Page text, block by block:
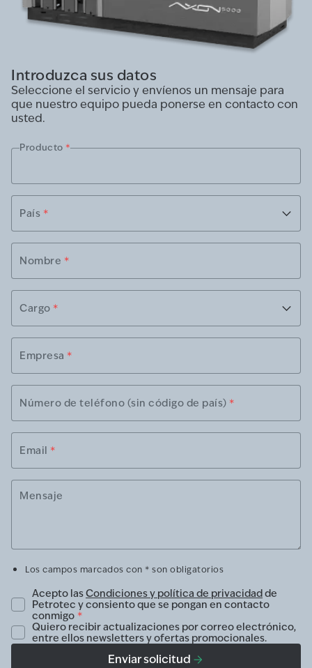
Introduzca sus datos
Seleccione el servicio y envíenos un mensaje para
que nuestro equipo pueda ponerse en contacto con
usted.
Producto *
País *
Nombre *
Cargo *
Empresa *
Número de teléfono (sin código de país) *
Email *
Mensaje
Los campos marcados con * son obligatorios
Acepto lasCondiciones y política de privacidad de
Petrotec y consiento que se pongan en contacto
conmigo *
Quiero recibir actualizaciones por correo electrónico,
entre ellos newsletters y ofertas promocionales.
Enviar solicitud